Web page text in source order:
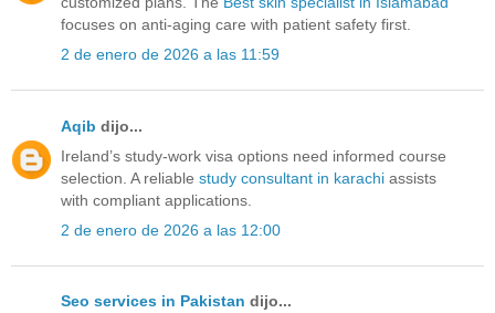
focuses on anti-aging care with patient safety first.
2 de enero de 2026 a las 11:59
Aqib dijo...
Ireland’s study-work visa options need informed course
selection. A reliable study consultant in karachi assists
with compliant applications.
2 de enero de 2026 a las 12:00
Seo services in Pakistan dijo...